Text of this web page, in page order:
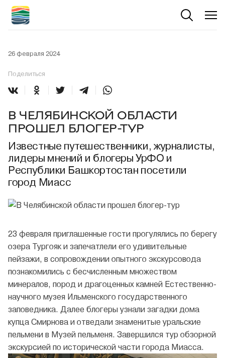
26 февраля 2024
Поделиться
В ЧЕЛЯБИНСКОЙ ОБЛАСТИ
ПРОШЕЛ БЛОГЕР-ТУР
Известные путешественники, журналисты,
лидеры мнений и блогеры УрФО и
Республики Башкортостан посетили
город Миасс
23 февраля приглашенные гости прогулялись по берегу
озера Тургояк и запечатлели его удивительные
пейзажи, в сопровождении опытного экскурсовода
познакомились с бесчисленным множеством
минералов, пород и драгоценных камней Естественно-
научного музея Ильменского государственного
заповедника. Далее блогеры узнали загадки дома
купца Смирнова и отведали знаменитые уральские
пельмени в Музей пельменя. Завершился тур обзорной
экскурсией по исторической части города Миасса.